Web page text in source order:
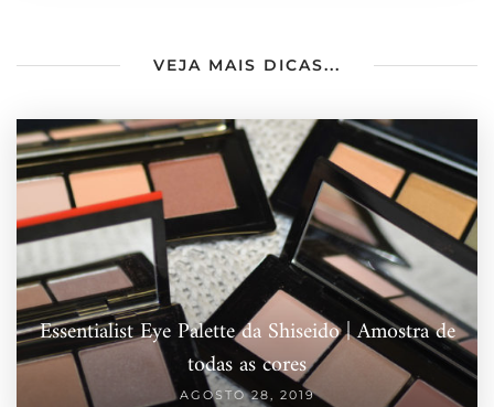
VEJA MAIS DICAS...
Essentialist Eye Palette da Shiseido | Amostra de
todas as cores
AGOSTO 28, 2019